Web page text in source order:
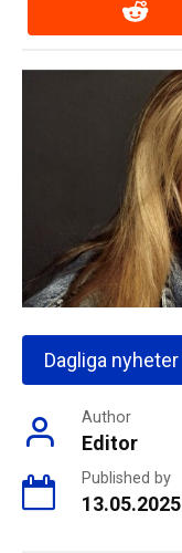
Dagliga nyheter
Author
Editor
Published by
13.05.2025